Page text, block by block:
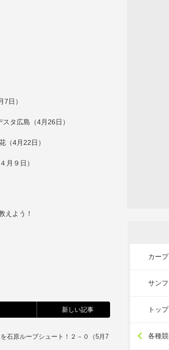
日）
タ広島（4月26日）
（4月22日）
月９日）
えよう！
新しい記事
石原ループシュート！２－０（5月7
カープ
サン
トッ
各種